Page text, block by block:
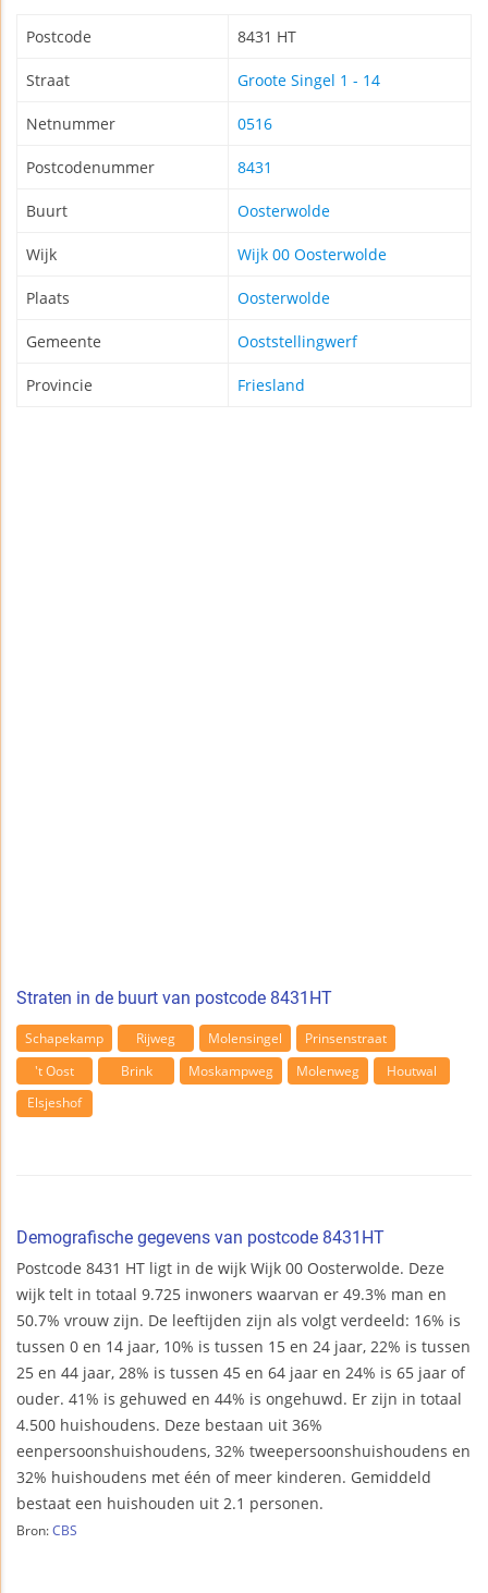
Postcode 8431 HT
Straat Groote Singel 1 - 14
Netnummer 0516
Postcodenummer 8431
Buurt Oosterwolde
Wijk Wijk 00 Oosterwolde
Plaats Oosterwolde
Gemeente Ooststellingwerf
Provincie Friesland
Straten in de buurt van postcode 8431HT
Schapekamp Rijweg Molensingel
Prinsenstraat
't Oost
Brink Moskampweg Molenweg
Houtwal
Elsjeshof
Demografische gegevens van postcode 8431HT
Postcode 8431 HT ligt in de wijk Wijk 00 Oosterwolde. Deze
wijk telt in totaal 9.725 inwoners waarvan er 49.3% man en
50.7% vrouw zijn. De leeftijden zijn als volgt verdeeld: 16% is
tussen 0 en 14 jaar, 10% is tussen 15 en 24 jaar, 22% is tussen
25 en 44 jaar, 28% is tussen 45 en 64 jaar en 24% is 65 jaar of
ouder. 41% is gehuwed en 44% is ongehuwd. Er zijn in totaal
4.500 huishoudens. Deze bestaan uit 36%
eenpersoonshuishoudens, 32% tweepersoonshuishoudens en
32% huishoudens met één of meer kinderen. Gemiddeld
bestaat een huishouden uit 2.1 personen.
Bron: CBS